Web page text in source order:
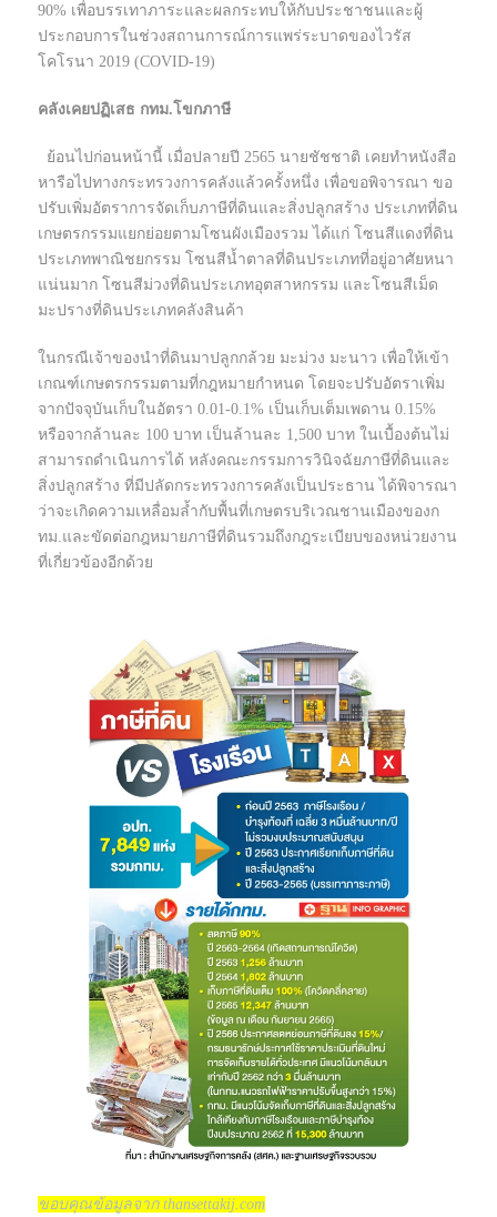
90% เพื่อบรรเทาภาระและผลกระทบให้กับประชาชนและผู้
ประกอบการในช่วงสถานการณ์การแพร่ระบาดของไวรัส
โคโรนา 2019 (COVID-19)
คลังเคยปฏิเสธ กทม.โขกภาษี
ย้อนไปก่อนหน้านี้ เมื่อปลายปี 2565 นายชัชชาติ เคยทำหนังสือ
หารือไปทางกระทรวงการคลังแล้วครั้งหนึ่ง เพื่อขอพิจารณา ขอ
ปรับเพิ่มอัตราการจัดเก็บภาษีที่ดินและสิ่งปลูกสร้าง ประเภทที่ดิน
เกษตรกรรมแยกย่อยตามโซนผังเมืองรวม ได้แก่ โซนสีแดงที่ดิน
ประเภทพาณิชยกรรม โซนสีน้ำตาลที่ดินประเภทที่อยู่อาศัยหนา
แน่นมาก โซนสีม่วงที่ดินประเภทอุตสาหกรรม และโซนสีเม็ด
มะปรางที่ดินประเภทคลังสินค้า
ในกรณีเจ้าของนำที่ดินมาปลูกกล้วย มะม่วง มะนาว เพื่อให้เข้า
เกณฑ์เกษตรกรรมตามที่กฎหมายกำหนด โดยจะปรับอัตราเพิ่ม
จากปัจจุบันเก็บในอัตรา 0.01-0.1% เป็นเก็บเต็มเพดาน 0.15%
หรือจากล้านละ 100 บาท เป็นล้านละ 1,500 บาท ในเบื้องต้นไม่
สามารถดำเนินการได้ หลังคณะกรรมการวินิจฉัยภาษีที่ดินและ
สิ่งปลูกสร้าง ที่มีปลัดกระทรวงการคลังเป็นประธาน ได้พิจารณา
ว่าจะเกิดความเหลื่อมล้ำกับพื้นที่เกษตรบริเวณชานเมืองของก
ทม.และขัดต่อกฎหมายภาษีที่ดินรวมถึงกฎระเบียบของหน่วยงาน
ที่เกี่ยวข้องอีกด้วย
ขอบคุณข้อมูลจาก thansettakij.com